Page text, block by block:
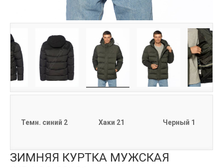
Темн. синий 2 Хаки 21 Черный 1
ЗИМНЯЯ КУРТКА МУЖСКАЯ